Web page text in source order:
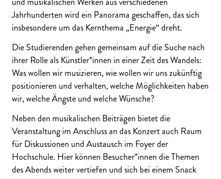
Jahrhunderten wird ein Panorama geschaffen, das sich
insbesondere um das Kernthema „Energie“ dreht.
Die Studierenden gehen gemeinsam auf die Suche nach
ihrer Rolle als Künstler*innen in einer Zeit des Wandels:
Was wollen wir musizieren, wie wollen wir uns zukünftig
positionieren und verhalten, welche Möglichkeiten haben
wir, welche Ängste und welche Wünsche?
Neben den musikalischen Beiträgen bietet die
Veranstaltung im Anschluss an das Konzert auch Raum
für Diskussionen und Austausch im Foyer der
Hochschule. Hier können Besucher*innen die Themen
des Abends weiter vertiefen und sich bei einem Snack